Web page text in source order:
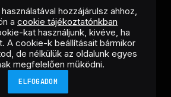
LinkedInX
(Twitter)
RSS
hozzájárulsz ahhoz,
a cookie tájékoztatónkban
kat használjunk, kivéve, ha
A cookie-k beállításait bármikor
de nélkülük az oldalunk egyes
megfelelően működni.
ELFOGADOM